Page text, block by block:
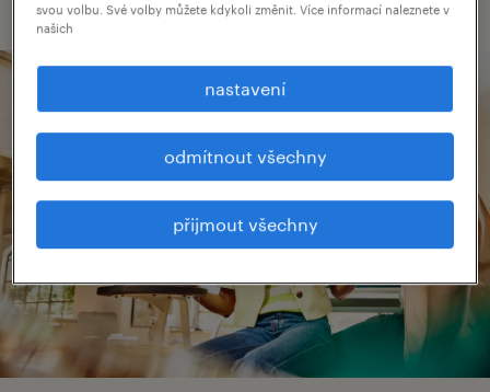
svou volbu. Své volby můžete kdykoli změnit. Více informací naleznete v
našich
nastavení
odmítnout všechny
přijmout všechny